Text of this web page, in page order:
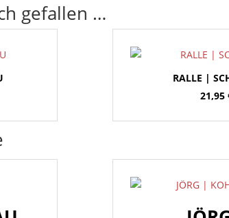
gefallen …
RALLE |
21,95